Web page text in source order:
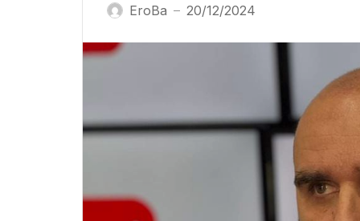
EroBa — 20/12/2024